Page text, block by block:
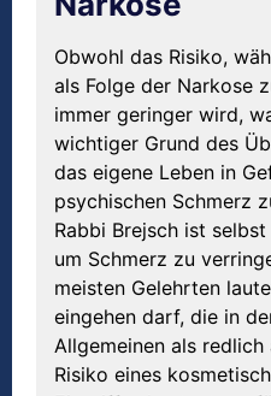
Obwohl das Risiko,
als Folge der Narkose
immer geringer wird,
wichtiger Grund des
das eigene Leben in
psychischen Schmerz
Rabbi Brejsch ist
um Schmerz zu
meisten Gelehrten
eingehen darf, die in
Allgemeinen als
Risiko eines